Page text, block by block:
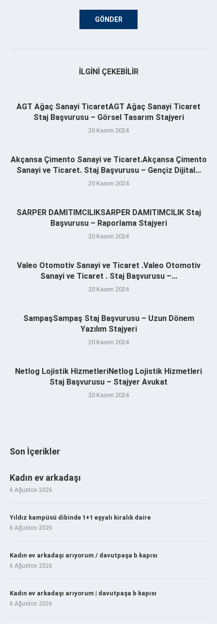
İLGINI ÇEKEBILIR
AGT Ağaç Sanayi TicaretAGT Ağaç Sanayi Ticaret
Staj Başvurusu – Görsel Tasarım Stajyeri
20 Kasım 2024
Akçansa Çimento Sanayi ve Ticaret.Akçansa Çimento
Sanayi ve Ticaret. Staj Başvurusu – Gençiz Dijital...
20 Kasım 2024
SARPER DAMITIMCILIKSARPER DAMITIMCILIK Staj
Başvurusu – Raporlama Stajyeri
20 Kasım 2024
Valeo Otomotiv Sanayi ve Ticaret .Valeo Otomotiv
Sanayi ve Ticaret . Staj Başvurusu –...
20 Kasım 2024
SampaşSampaş Staj Başvurusu – Uzun Dönem
Yazılım Stajyeri
20 Kasım 2024
Netlog Lojistik HizmetleriNetlog Lojistik Hizmetleri
Staj Başvurusu – Stajyer Avukat
20 Kasım 2024
Son İçerikler
Kadın ev arkadaşı
6 Ağustos 2026
Yıldız kampüsü dibinde 1+1 eşyalı kiralık daire
6 Ağustos 2026
Kadın ev arkadaşı arıyorum / davutpaşa b kapısı
6 Ağustos 2026
Kadın ev arkadaşı arıyorum | davutpaşa b kapısı
6 Ağustos 2026